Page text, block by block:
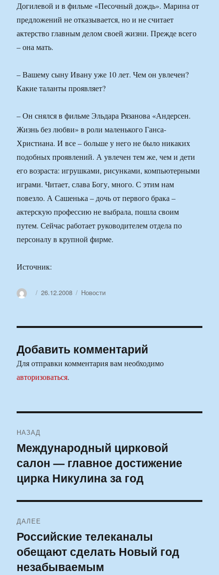
Догилевой и в фильме «Песочный дождь». Марина от
предложений не отказывается, но и не считает
актерство главным делом своей жизни. Прежде всего
– она мать.
– Вашему сыну Ивану уже 10 лет. Чем он увлечен?
Какие таланты проявляет?
– Он снялся в фильме Эльдара Рязанова «Андерсен.
Жизнь без любви» в роли маленького Ганса-
Христиана. И все – больше у него не было никаких
подобных проявлений. А увлечен тем же, чем и дети
его возраста: игрушками, рисунками, компьютерными
играми. Читает, слава Богу, много. С этим нам
повезло. А Сашенька – дочь от первого брака –
актерскую профессию не выбрала, пошла своим
путем. Сейчас работает руководителем отдела по
персоналу в крупной фирме.
Источник:
АвторОпубликовано
26.12.2008 Рубрики
Новости
Добавить комментарий
Для отправки комментария вам необходимо
авторизоваться.
по
записям
НАЗАД
Предыдущая
запись:
Международный цирковой
салон — главное достижение
цирка Никулина за год
ДАЛЕЕ
Следующая
запись:
Российские телеканалы
обещают сделать Новый год
незабываемым